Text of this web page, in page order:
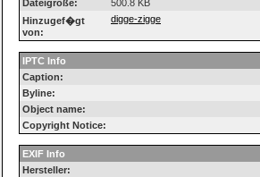
Dateigröße:
500.8 KB
Hinzugef�gt
von:
digge-zigge
IPTC Info
Caption:
Byline:
Object name:
Copyright Notice:
EXIF Info
Hersteller: